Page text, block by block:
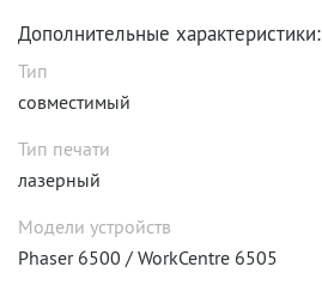
Дополнительные характеристики:
Тип
совместимый
Тип печати
лазерный
Модели устройств
Phaser 6500 / WorkCentre 6505